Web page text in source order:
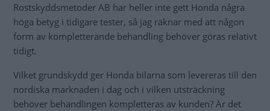
Rostskyddsmetoder AB har heller inte gett Honda några
höga betyg i tidigare tester, så jag räknar med att någon
form av kompletterande behandling behöver göras relativt
tidigt.
Vilket grundskydd ger Honda bilarna som levereras till den
nordiska marknaden i dag och i vilken utsträckning
behöver behandlingen kompletteras av kunden? Är det